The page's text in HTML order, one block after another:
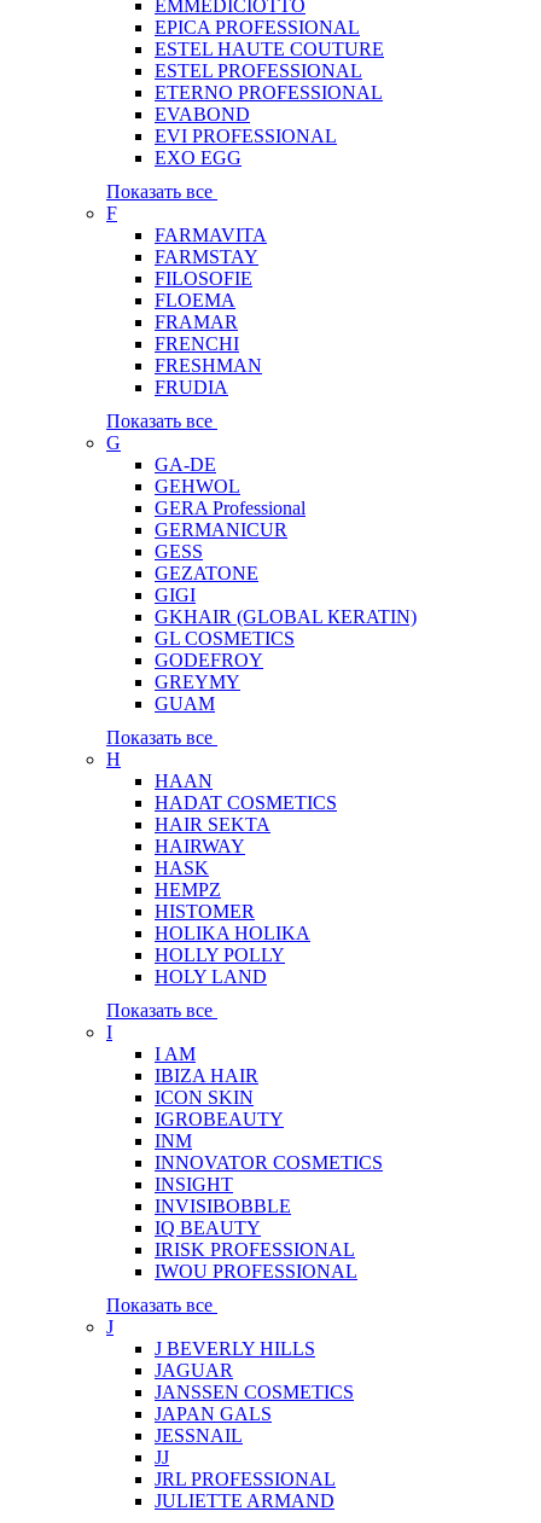
EMMEDICIOTTO
EPICA PROFESSIONAL
ESTEL HAUTE COUTURE
ESTEL PROFESSIONAL
ETERNO PROFESSIONAL
EVABOND
EVI PROFESSIONAL
EXO EGG
Показать все
F
FARMAVITA
FARMSTAY
FILOSOFIE
FLOEMA
FRAMAR
FRENCHI
FRESHMAN
FRUDIA
Показать все
G
GA-DE
GEHWOL
GERA Professional
GERMANICUR
GESS
GEZATONE
GIGI
GKHAIR (GLOBAL КЕRATIN)
GL COSMETICS
GODEFROY
GREYMY
GUAM
Показать все
H
HAAN
HADAT COSMETICS
HAIR SEKTA
HAIRWAY
HASK
HEMPZ
HISTOMER
HOLIKA HOLIKA
HOLLY POLLY
HOLY LAND
Показать все
I
I AM
IBIZA HAIR
ICON SKIN
IGROBEAUTY
INM
INNOVATOR COSMETICS
INSIGHT
INVISIBOBBLE
IQ BEAUTY
IRISK PROFESSIONAL
IWOU PROFESSIONAL
Показать все
J
J BEVERLY HILLS
JAGUAR
JANSSEN COSMETICS
JAPAN GALS
JESSNAIL
JJ
JRL PROFESSIONAL
JULIETTE ARMAND